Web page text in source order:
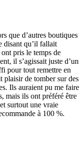
que d’autres boutiques
disant qu’il fallait
pris le temps de
il s’agissait juste d’un
pour tout remettre en
de tomber sur des
Ils auraient pu me faire
mais ils ont préféré être
surtout une vraie
à 100 %.